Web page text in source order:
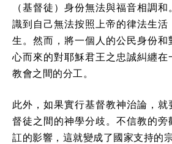
（基督徒）身份無法與福音相調
識到自己無法按照上帝的律法生
生。然而，將一個人的公民身份
心而來的對耶穌君王之忠誠糾纏
教會之間的分工。
此外，如果實行基督教神治論，就
督徒之間的神學分歧。不信教的旁
訌的影響，這就變成了國家支持的宗